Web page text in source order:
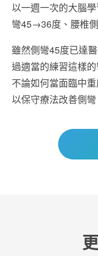
以一週一次的大腦
彎45→36度、腰椎
雖然側彎45度已達
過適當的練習這樣
不論如何當面臨中
以保守療法改善側